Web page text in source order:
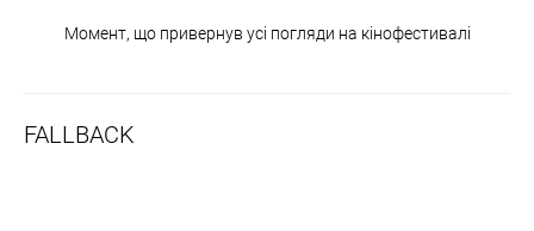
Момент, що привернув усі погляди на кінофестивалі
FALLBACK